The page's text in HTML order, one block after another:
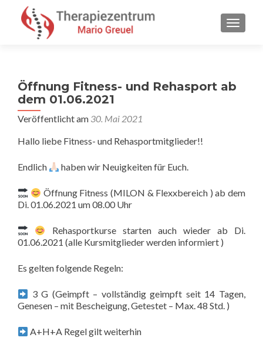
Öffnung Fitness- und Rehasport ab
dem 01.06.2021
Veröffentlicht am 30. Mai 2021
Hallo liebe Fitness- und Rehasportmitglieder!!
Endlich haben wir Neuigkeiten für Euch.
Öffnung Fitness (MILON & Flexxbereich ) ab dem
Di. 01.06.2021 um 08.00 Uhr
Rehasportkurse starten auch wieder ab Di.
01.06.2021 (alle Kursmitglieder werden informiert )
Es gelten folgende Regeln:
3 G (Geimpft – vollständig geimpft seit 14 Tagen,
Genesen – mit Bescheigung, Getestet – Max. 48 Std. )
A+H+A Regel gilt weiterhin